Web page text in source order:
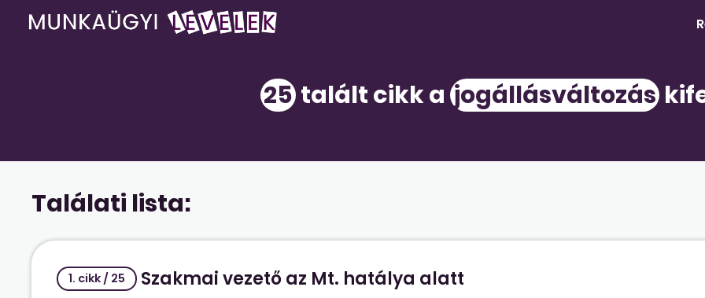
25 talált cikk a jogállásváltozás
Találati lista:
1. cikk / 25 Szakmai vezető az Mt. hatálya alatt